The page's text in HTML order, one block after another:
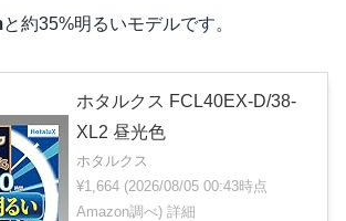
と約35%明るいモデルです。
ホタルクス FCL40EX-D/38-
XL2 昼光色
ホタルクス
¥1,664 (2026/08/05 00:43時点
Amazon調べ) 詳細